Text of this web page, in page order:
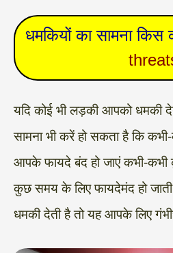
धमकियों का सामना किस
यदि कोई भी लड़की आपको धमकी
सामना भी करें हो सकता है कि
आपके फायदे बंद हो जाएं कभी-
कुछ समय के लिए फायदेमंद हो जाती
धमकी देती है तो यह आपके लिए